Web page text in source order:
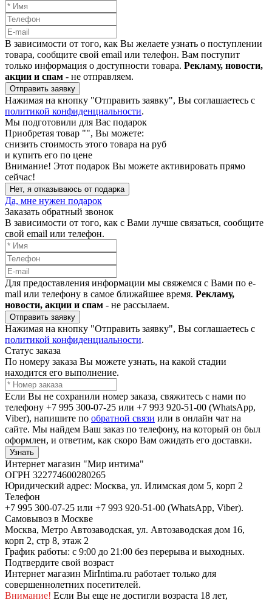
В зависимости от того, как Вы желаете узнать о поступлении
товара, сообщите свой email или телефон. Вам поступит
только информация о доступности товара. Рекламу, новости,
акции и спам - не отправляем.
Отправить заявку
Нажимая на кнопку "Отправить заявку", Вы соглашаетесь с
политикой конфиденциальности.
Мы подготовили для Вас подарок
Приобретая товар "", Вы можете:
снизить стоимость этого товара на руб
и купить его по цене
Внимание! Этот подарок Вы можете активировать прямо
сейчас!
Нет, я отказываюсь от подарка
Да, мне нужен подарок
Заказать обратный звонок
В зависимости от того, как с Вами лучше связаться, сообщите
свой email или телефон.
Для предоставления информации мы свяжемся с Вами по e-
mail или телефону в самое ближайшее время. Рекламу,
новости, акции и спам - не рассылаем.
Отправить заявку
Нажимая на кнопку "Отправить заявку", Вы соглашаетесь с
политикой конфиденциальности.
Статус заказа
По номеру заказа Вы можете узнать, на какой стадии
находится его выполнение.
Если Вы не сохранили номер заказа, свяжитесь с нами по
телефону +7 995 300-07-25 или +7 993 920-51-00 (WhatsApp,
Viber), напишите по обратной связи или в онлайн чат на
сайте. Мы найдем Ваш заказ по телефону, на который он был
оформлен, и ответим, как скоро Вам ожидать его доставки.
Узнать
Интернет магазин "Мир интима"
ОГРН 322774600280265
Юридический адрес: Москва, ул. Илимская дом 5, корп 2
Телефон
+7 995 300-07-25 или +7 993 920-51-00 (WhatsApp, Viber).
Самовывоз в Москве
Москва, Метро Автозаводская, ул. Автозаводская дом 16,
корп 2, стр 8, этаж 2
График работы: с 9:00 до 21:00 без перерыва и выходных.
Подтвердите свой возраст
Интернет магазин MirIntima.ru работает только для
совершеннолетних посетителей.
Внимание! Если Вы еще не достигли возраста 18 лет,